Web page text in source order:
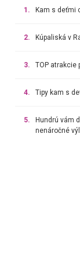
1. Kam s deťmi
2. Kúpaliská v
3. TOP atrakcie
4. Tipy kam s
5.
Hundrú vám
nenáročné